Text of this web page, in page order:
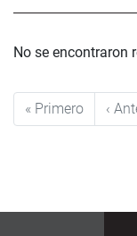
No se encontraron
Paginación
« PrimeroPrimera
‹